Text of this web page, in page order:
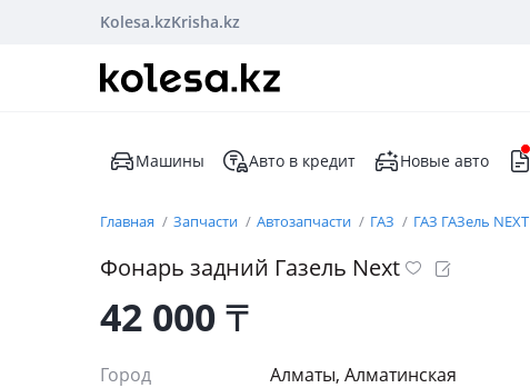
Kolesa.kzKrisha.kz
Машины Авто в кредит Новые авто
Главная Запчасти Автозапчасти ГАЗ ГАЗ ГАЗель NEXT
Фонарь задний Газель Next
42 000₸
Город
Алматы, Алматинская